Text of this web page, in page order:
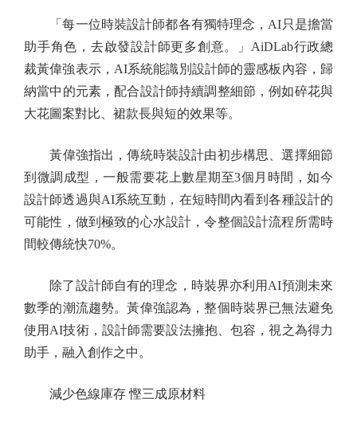
「每一位時裝設計師都各有獨特理念，AI只是擔當
助手角色，去啟發設計師更多創意。」AiDLab行政總
裁黃偉強表示，AI系統能識別設計師的靈感板內容，歸
納當中的元素，配合設計師持續調整細節，例如碎花與
大花圖案對比、裙款長與短的效果等。
黃偉強指出，傳統時裝設計由初步構思、選擇細節
到微調成型，一般需要花上數星期至3個月時間，如今
設計師透過與AI系統互動，在短時間內看到各種設計的
可能性，做到極致的心水設計，令整個設計流程所需時
間較傳統快70%。
除了設計師自有的理念，時裝界亦利用AI預測未來
數季的潮流趨勢。黃偉強認為，整個時裝界已無法避免
使用AI技術，設計師需要設法擁抱、包容，視之為得力
助手，融入創作之中。
減少色線庫存 慳三成原材料